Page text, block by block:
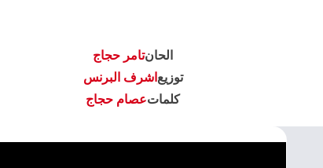
الحانتامر حجاج
توزيع اشرف البرنس
كلماتعصام حجاج